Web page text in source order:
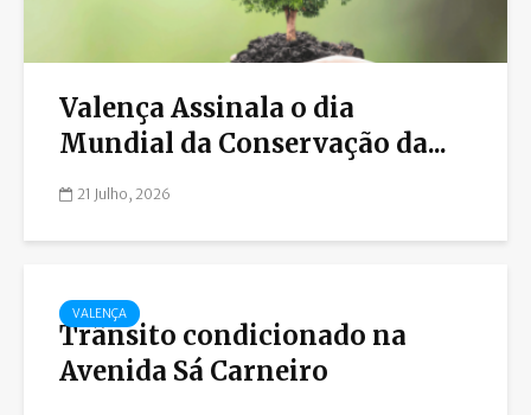
Valença Assinala o dia
Mundial da Conservação da...
21 Julho, 2026
VALENÇA
Trânsito condicionado na
Avenida Sá Carneiro